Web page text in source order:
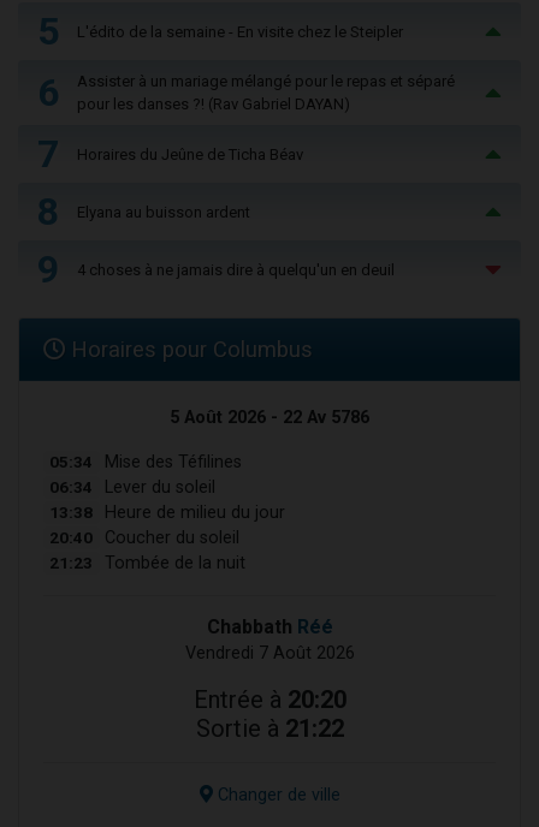
5 L'édito de la semaine - En visite chez le Steipler
6
Assister à un mariage mélangé pour le repas et séparé
pour les danses ?! (Rav Gabriel DAYAN)
7 Horaires du Jeûne de Ticha Béav
8 Elyana au buisson ardent
9 4 choses à ne jamais dire à quelqu'un en deuil
Horaires pour Columbus
5 Août 2026 - 22 Av 5786
05:34 Mise des Téfilines
06:34 Lever du soleil
13:38 Heure de milieu du jour
20:40 Coucher du soleil
21:23 Tombée de la nuit
Chabbath Réé
Vendredi 7 Août 2026
Entrée à 20:20
Sortie à 21:22
Changer de ville